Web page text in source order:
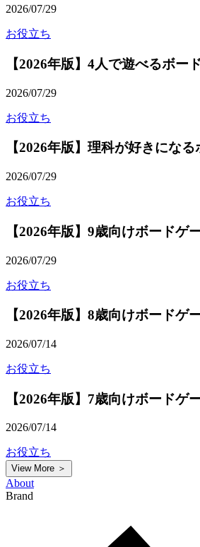
2026/07/29
お役立ち
【2026年版】4人で遊べるボ
2026/07/29
お役立ち
【2026年版】理科が好きにな
2026/07/29
お役立ち
【2026年版】9歳向けボード
2026/07/29
お役立ち
【2026年版】8歳向けボード
2026/07/14
お役立ち
【2026年版】7歳向けボード
2026/07/14
お役立ち
View More ＞
About
Brand